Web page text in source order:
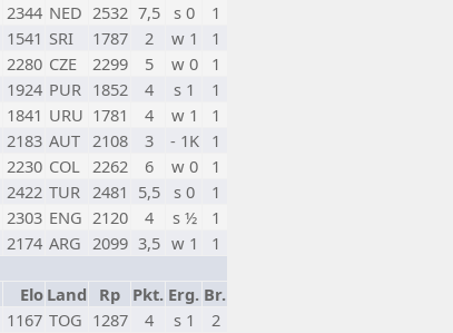
2344 NED 2532 7,5 s 0
1
1541 SRI 1787 2 w 1
1
2280 CZE 2299 5 w 0
1
1924 PUR 1852 4 s 1
1
1841 URU 1781 4 w 1
1
2183 AUT 2108 3 - 1K
1
2230 COL 2262 6 w 0
1
2422 TUR 2481 5,5 s 0
1
2303 ENG 2120 4 s ½
1
2174 ARG 2099 3,5 w 1
1
Elo Land Rp Pkt. Erg. Br.
1167 TOG 1287 4 s 1
2